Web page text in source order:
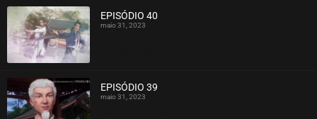
EPISÓDIO 40
maio 31, 2023
EPISÓDIO 39
maio 31, 2023